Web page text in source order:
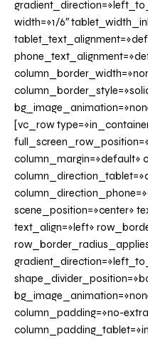
width=»1/6″
[vc_row
column_margin=»default»
scene_position=»center»
text_align=»left»
column_padding=»no-